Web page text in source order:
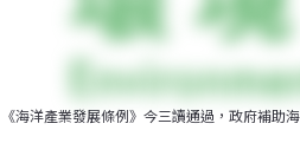
《海洋產業發展條例》今三讀通過，政府補助